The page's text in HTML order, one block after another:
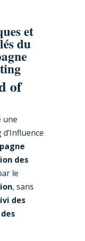
et
du
of
une
des
le
, sans
des